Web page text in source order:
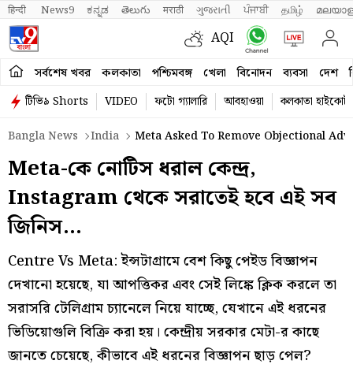
हिन्दी News9 ಕನ್ನಡ తెలుగు मराठी ગુજરાતી ਪੰਜਾਬੀ தமிழ்
AQI
সর্বশেষ খবর কলকাতা পশ্চিমবঙ্গ খেলা বিনোদন ব্যবসা দেশ
টিভি৯ Shorts VIDEO ফটো গ্যালারি আবহাওয়া
কলকাতা হাইকোর্ট
Bangla News
India Meta Asked To Remove Objectional
Meta-কে নোটিস ধরাল কেন্দ্র,
Instagram থেকে সরাতেই হবে এই সব
জিনিস…
Centre Vs Meta: ইন্সটাগ্রামে বেশ কিছু পেইড বিজ্ঞাপন
দেখানো হয়েছে, যা আপত্তিকর এবং সেই লিঙ্কে ক্লিক করলে তা
সরাসরি টেলিগ্রাম চ্যানেলে নিয়ে যাচ্ছে, যেখানে এই ধরনের
ভিডিয়োগুলি বিক্রি করা হয়। কেন্দ্রীয় সরকার মেটা-র কাছে
জানতে চেয়েছে, কীভাবে এই ধরনের বিজ্ঞাপন ছাড় পেল?